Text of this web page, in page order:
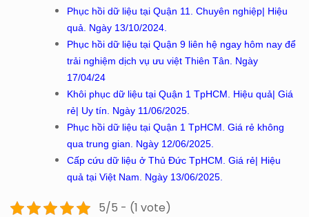
Phục hồi dữ liệu tại Quận 11. Chuyên nghiệp| Hiệu
quả. Ngày 13/10/2024.
Phục hồi dữ liệu tại Quận 9 liên hệ ngay hôm nay để
trải nghiệm dịch vụ ưu việt Thiên Tân. Ngày
17/04/24
Khôi phục dữ liệu tại Quận 1 TpHCM. Hiệu quả| Giá
rẻ| Uy tín. Ngày 11/06/2025.
Phục hồi dữ liệu tại Quận 1 TpHCM. Giá rẻ không
qua trung gian. Ngày 12/06/2025.
Cấp cứu dữ liệu ở Thủ Đức TpHCM. Giá rẻ| Hiệu
quả tại Việt Nam. Ngày 13/06/2025.
5/5 - (1 vote)